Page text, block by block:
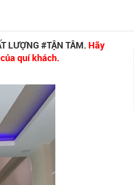
LƯỢNG #TẬN TÂM. Hãy
quí khách.